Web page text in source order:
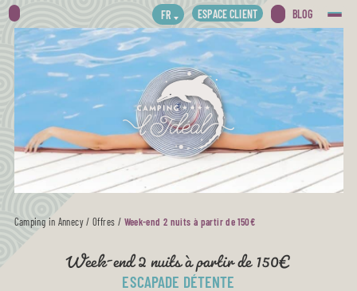
FR ESPACE CLIENT BLOG
Camping in Annecy/Offres / Week-end 2 nuits à partir de 150€
Week-end 2 nuits à partir de 150€
ESCAPADE DÉTENTE